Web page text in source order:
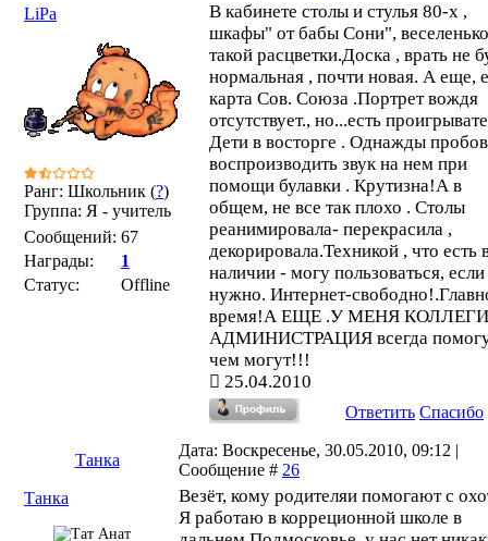
LiPa
Ранг: Школьник (?)
Группа: Я - учитель
Сообщений: 67
Награды:
1
Статус:
Offline
В кабинете столы и стулья 80-х ,
шкафы" от бабы Сони",
такой расцветки.Доска , врать не
нормальная , почти новая. А еще,
карта Сов. Союза .Портрет вождя
отсутствует., но...есть
Дети в восторге . Однажды
воспроизводить звук на нем при
помощи булавки . Крутизна!А в
общем, не все так плохо . Столы
реанимировала- перекрасила ,
декорировала.Техникой , что есть
наличии - могу пользоваться, если
нужно. Интернет-
время!А ЕЩЕ .У МЕНЯ
АДМИНИСТРАЦИЯ всегда
чем могут!!!
25.04.2010
Ответить Спасибо
Танка
Дата: Воскресенье, 30.05.2010, 09:12 |
Сообщение # 26
Танка
Везёт, кому родителяи помогают с
Я работаю в корреционной школе в